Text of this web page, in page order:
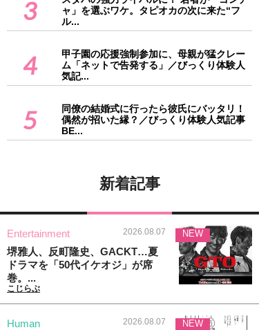
3
ャ」を選ぶワケ。タピオカの次に来た“フ
ル...
4
甲子園の応援強制参加に、母親が猛クレー
ム「ネットで告発する」／びっくり体験人
気記...
5
同僚の結婚式に行ったら彼氏にバッタリ！
偶然が招いた縁？／びっくり体験人気記事
BE...
新着記事
Entertainment 2026.08.07
堺雅人、反町隆史、GACKT…夏
ドラマを「50代イケオジ」が席
巻。...
こじらぶ
NEW
Human 2026.08.07 NEW